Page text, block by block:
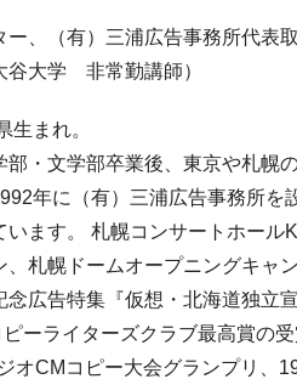
ー、（有）三浦広告事務所代表
谷大学 非常勤講師）
生まれ。
部・文学部卒業後、東京や札幌
年に（有）三浦広告事務所を
います。 札幌コンサートホール
、札幌ドームオープニングキャ
念広告特集『仮想・北海道独立
ーライターズクラブ最高賞の受
オCMコピー大会グランプリ、